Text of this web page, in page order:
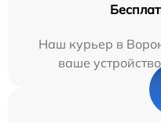
Наш курьер в
ваше